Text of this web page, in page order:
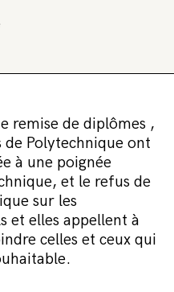
remise de diplômes ,
de Polytechnique ont
à une poignée
et le refus de
sur les
et elles appellent à
celles et ceux qui